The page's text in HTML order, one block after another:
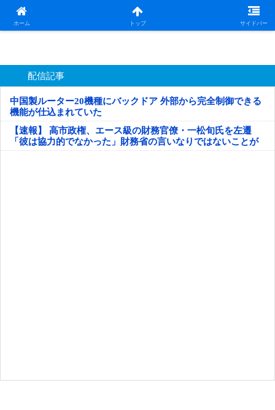
ホーム トップ サイドバー
日本第一！ニュース録
配信記事
中国製ルーター20機種にバックドア 外部から完全制御できる
機能が仕込まれていた
【速報】 高市政権、エース級の財務官僚・一松旬氏を左遷
「彼は協力的でなかった」財務省の言いなりではないことが
判明